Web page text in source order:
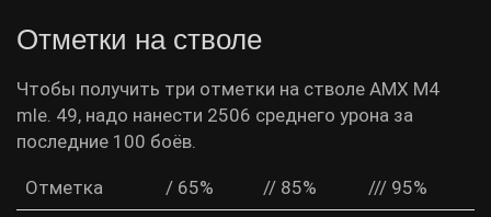
Отметки на стволе
Чтобы получить три отметки на стволе AMX M4
mle. 49, надо нанести 2506 среднего урона за
последние 100 боёв.
Отметка / 65% // 85% /// 95%